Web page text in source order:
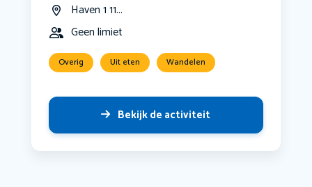
Haven 1 11...
Geen limiet
Overig Uit eten Wandelen
Bekijk de activiteit